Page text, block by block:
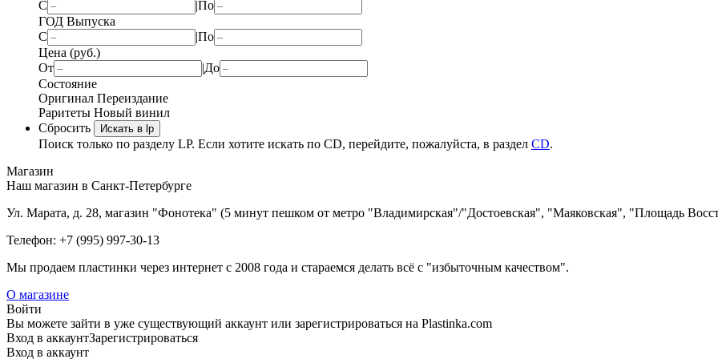
С
|По
ГОД Выпуска
С
|По
Цена (руб.)
От
|До
Состояние
Оригинал Переиздание
Раритеты Новый винил
Сбросить
Искать в lp
Поиск только по разделу LP. Если хотите искать по CD, перейдите, пожалуйста, в раздел CD.
Магазин
Наш магазин в Санкт-Петербурге
Ул. Марата, д. 28, магазин "Фонотека" (5 минут пешком от метро "Владимирская"/"Достоевская", "Маяковская", "Площадь
Телефон: +7 (995) 997-30-13
Мы продаем пластинки через интернет c 2008 года и стараемся делать всё с "избыточным качеством".
О магазине
Войти
Вы можете зайти в уже существующий аккаунт или зарегистрироваться на Plastinka.com
Вход в аккаунтЗарегистрироваться
Вход в аккаунт